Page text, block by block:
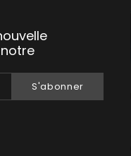
S'abonner